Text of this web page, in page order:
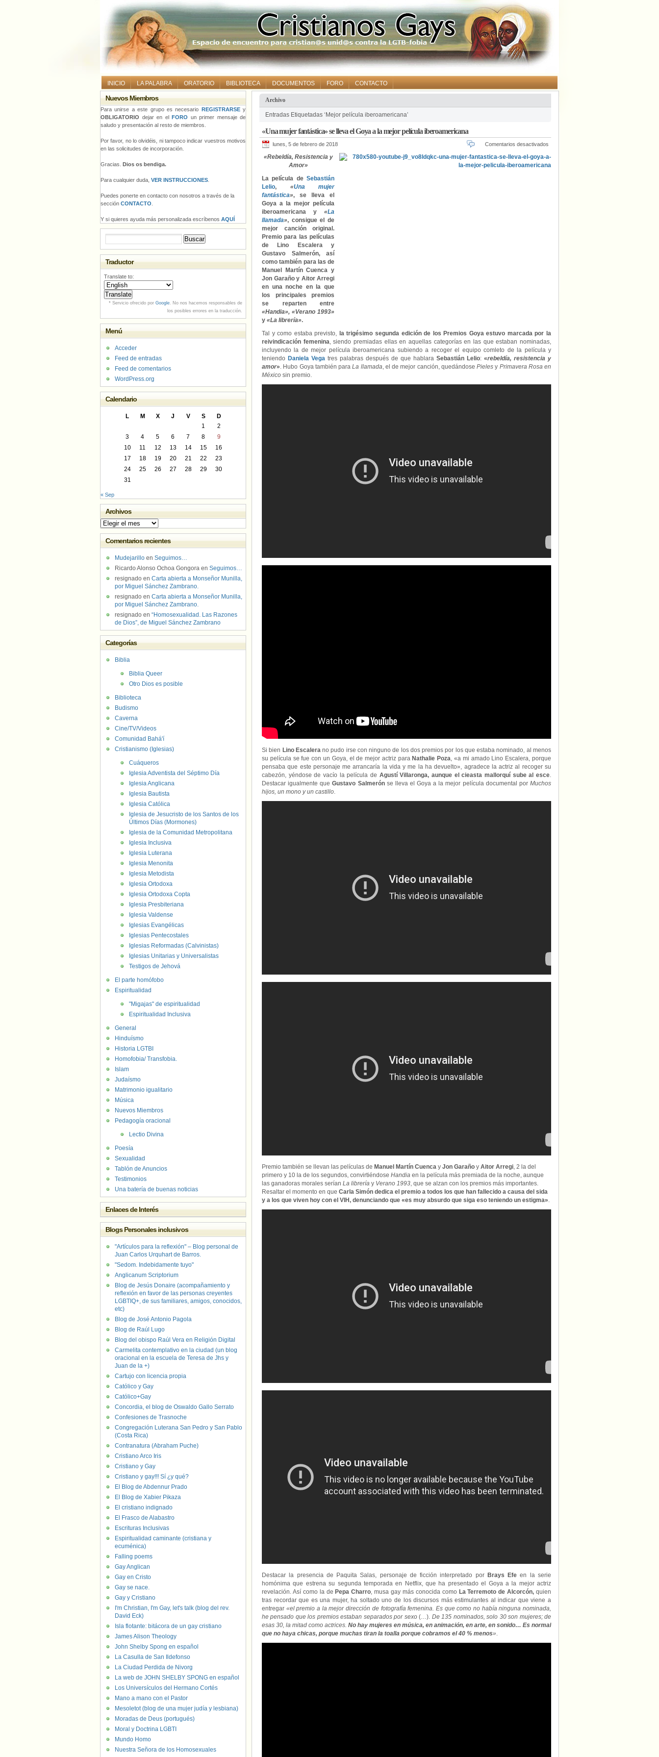
INICIO LA PALABRA ORATORIO BIBLIOTECA DOCUMENTOS FORO CONTACTO
Archivo
Entradas Etiquetadas ‘Mejor película iberoamericana’
«Una mujer fantástica» se lleva el Goya a la mejor película iberoamericana
lunes, 5 de febrero de 2018 Comentarios desactivados
«Rebeldía, Resistencia y
Amor»
La película de Sebastián
Lelio, «Una mujer
fantástica», se lleva el
Goya a la mejor película
iberoamericana y «La
llamada», consigue el de
mejor canción original.
Premio para las películas
de Lino Escalera y
Gustavo Salmerón, así
como también para las de
Manuel Martín Cuenca y
Jon Garaño y Aitor Arregi
en una noche en la que
los principales premios
se reparten entre
«Handia», «Verano 1993»
y «La librería».
Tal y como estaba previsto, la trigésimo segunda edición de los Premios Goya estuvo marcada por la
reivindicación femenina, siendo premiadas ellas en aquellas categorías en las que estaban nominadas,
incluyendo la de mejor película iberoamericana subiendo a recoger el equipo comleto de la película y
teniendo Daniela Vega tres palabras después de que hablara Sebastián Lelio: «rebeldía, resistencia y
amor». Hubo Goya también paraLa llamada, el de mejor canción, quedándose Pielesy Primavera Rosa en
México sin premio.
Si bien Lino Escalerano pudo irse con ninguno de los dos premios por los que estaba nominado, al menos
su película se fue con un Goya, el de mejor actriz para Nathalie Poza, «a mi amado Lino Escalera, porque
pensaba que este personaje me arrancaría la vida y me la ha devuelto», agradece la actriz al recoger su
cabezón, yéndose de vacío la película de Agustí Villaronga, aunque el cieasta mallorquí sube al esce.
Destacar igualmente queGustavo Salmerónse lleva el Goya a la mejor película documental porMuchos
hijos, un mono y un castillo.
Premio también se llevan las películas de Manuel Martín Cuenca y Jon Garaño y Aitor Arregi, 2 la del
primero y 10 la de los segundos, convirtiéndose Handia en la película más premiada de la noche, aunque
las ganadoras morales serían La librería y Verano 1993, que se alzan con los premios más importantes.
Resaltar el momento en que Carla Simón dedica el premio a todos los que han fallecido a causa del sida
y a los que viven hoy con el VIH, denunciando que «es muy absurdo que siga eso teniendo un estigma».
Destacar la presencia de Paquita Salas, personaje de ficción interpretado por Brays Efe en la serie
homónima que estrena su segunda temporada en Netflix, que ha presentado el Goya a la mejor actriz
revelación. Así como la de Pepa Charro, musa gay más conocida como La Terremoto de Alcorcón, quien
tras recordar que es una mujer, ha soltado uno de los discursos más estimulantes al indicar que viene a
entregar «el premio a la mejor dirección de fotografía femenina. Es que como no había ninguna nominada,
he pensado que los premios estaban separados por sexo(…). De 135 nominados, solo 30 son mujeres; de
esas 30, la mitad como actrices. No hay mujeres en música, en animación, en arte, en sonido… Es normal
que no haya chicas, porque muchas tiran la toalla porque cobramos el 40 % menos».
Nuevos Miembros
Para unirse a este grupo es necesario REGISTRARSEy
OBLIGATORIO dejar en el FORO un primer mensaje de
saludo y presentación al resto de miembros.
Por favor, no lo olvidéis, ni tampoco indicar vuestros motivos
en las solicitudes de incorporación.
Gracias. Dios os bendiga.
Para cualquier duda, VER INSTRUCCIONES
Puedes ponerte en contacto con nosotros a través de la
sección CONTACTO
Y si quieres ayuda más personalizada escríbenos AQUÍ
Traductor
Translate to:
* Servicio ofrecido por Google. No nos hacemos responsables de
los posibles errores en la traducción.
Menú
Acceder
Feed de entradas
Feed de comentarios
WordPress.org
Calendario
L M X J V S
D
1
2
3
4 5 6 7 8
9
10
11 12 13 14 15
16
17
18 19 20 21 22
23
24
25 26 27 28 29
30
31
« Sep
Archivos
Archivos
Comentarios recientes
Mudejarillo en Seguimos…
Ricardo Alonso Ochoa Gongora en Seguimos…
resignado en Carta abierta a Monseñor Munilla,
por Miguel Sánchez Zambrano.
resignado en Carta abierta a Monseñor Munilla,
por Miguel Sánchez Zambrano.
resignado en “Homosexualidad. Las Razones
de Dios”, de Miguel Sánchez Zambrano
Categorías
Biblia
Biblia Queer
Otro Dios es posible
Biblioteca
Budismo
Caverna
Cine/TV/Videos
Comunidad Bahá'í
Cristianismo (Iglesias)
Cuáqueros
Iglesia Adventista del Séptimo Día
Iglesia Anglicana
Iglesia Bautista
Iglesia Católica
Iglesia de Jesucristo de los Santos de los
Últimos Días (Mormones)
Iglesia de la Comunidad Metropolitana
Iglesia Inclusiva
Iglesia Luterana
Iglesia Menonita
Iglesia Metodista
Iglesia Ortodoxa
Iglesia Ortodoxa Copta
Iglesia Presbiteriana
Iglesia Valdense
Iglesias Evangélicas
Iglesias Pentecostales
Iglesias Reformadas (Calvinistas)
Iglesias Unitarias y Universalistas
Testigos de Jehová
El parte homófobo
Espiritualidad
"Migajas" de espiritualidad
Espiritualidad Inclusiva
General
Hinduísmo
Historia LGTBI
Homofobia/ Transfobia.
Islam
Judaísmo
Matrimonio igualitario
Música
Nuevos Miembros
Pedagogía oracional
Lectio Divina
Poesía
Sexualidad
Tablón de Anuncios
Testimonios
Una batería de buenas noticias
Enlaces de Interés
Blogs Personales inclusivos
"Artículos para la reflexión" – Blog personal de
Juan Carlos Urquhart de Barros.
"Sedom. Indebidamente tuyo"
Anglicanum Scriptorium
Blog de Jesús Donaire (acompañamiento y
reflexión en favor de las personas creyentes
LGBTIQ+, de sus familiares, amigos, conocidos,
etc)
Blog de José Antonio Pagola
Blog de Raúl Lugo
Blog del obispo Raúl Vera en Religión Digital
Carmelita contemplativo en la ciudad (un blog
oracional en la escuela de Teresa de Jhs y
Juan de la +)
Cartujo con licencia propia
Católico y Gay
Católico+Gay
Concordia, el blog de Oswaldo Gallo Serrato
Confesiones de Trasnoche
Congregación Luterana San Pedro y San Pablo
(Costa Rica)
Contranatura (Abraham Puche)
Cristiano Arco Iris
Cristiano y Gay
Cristiano y gay!!! Sí ¿y qué?
El Blog de Abdennur Prado
El Blog de Xabier Pikaza
El cristiano indignado
El Frasco de Alabastro
Escrituras Inclusivas
Espiritualidad caminante (cristiana y
ecuménica)
Falling poems
Gay Anglican
Gay en Cristo
Gay se nace.
Gay y Cristiano
I'm Christian, I'm Gay, let's talk (blog del rev.
David Eck)
Isla flotante: bitácora de un gay cristiano
James Alison Theology
John Shelby Spong en español
La Casulla de San Ildefonso
La Ciudad Perdida de Nivorg
La web de JOHN SHELBY SPONG en español
Los Universículos del Hermano Cortés
Mano a mano con el Pastor
Mesoletot (blog de una mujer judía y lesbiana)
Moradas de Deus (portugués)
Moral y Doctrina LGBTI
Mundo Homo
Nuestra Señora de los Homosexuales